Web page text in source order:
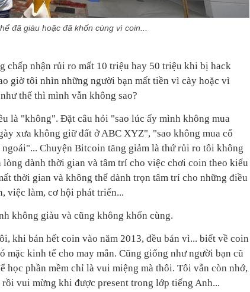
đã giàu hoặc đã khốn cùng vì coin...
chấp nhận rủi ro mất 10 triệu hay 50 triệu khi bị hack
giờ tôi nhìn những người bạn mất tiền vì cày hoặc vì
thế thì mình vẫn không sao?
là "không". Đặt câu hỏi "sao lúc ấy mình không mua
xưa không giữ đất ở ABC XYZ", "sao không mua cổ
ngoái"... Chuyện Bitcoin tăng giảm là thứ rủi ro tôi không
lòng dành thời gian và tâm trí cho việc chơi coin theo kiểu
thời gian và không thể dành trọn tâm trí cho những điều
việc làm, cơ hội phát triển...
không giàu và cũng không khốn cùng.
khi bán hết coin vào năm 2013, đều bán vì... biết về coin
mặc kinh tế cho may mắn. Cũng giống như người bạn cũ
học phần mềm chỉ là vui miệng mà thôi. Tôi vẫn còn nhớ,
vui mừng khi được present trong lớp tiếng Anh...